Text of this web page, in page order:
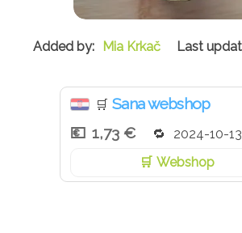
Mia Krkač
🛒 Sana webshop
1,73 €
2024-10-13
Webshop